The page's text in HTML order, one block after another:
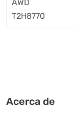
Acerca de